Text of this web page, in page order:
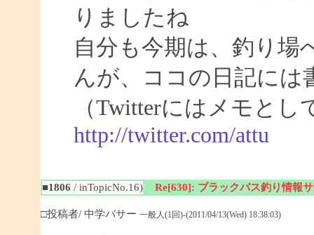
りましたね
自分も今期は、釣り場
んが、ココの日記には
（Twitterにはメモと
http://twitter.com/attu
■1806 / inTopicNo.16) Re[630]: ブラックバス釣り情報
□投稿者/ 中学バサー 一般人(1回)-(2011/04/13(Wed) 18:38:03)